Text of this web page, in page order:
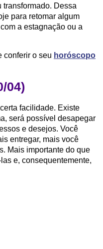
Dessa
para retomar algum
a estagnação ou a
conferir o seu horóscopo
04)
facilidade. Existe
será possível desapegar
e desejos. Você
entregar, mais você
Mais importante do que
e, consequentemente,